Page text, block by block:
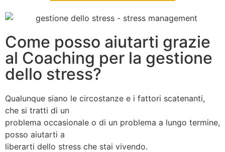
Come posso aiutarti grazie
al Coaching per la gestione
dello stress?
Qualunque siano le circostanze e i fattori scatenanti,
che si tratti di un
problema occasionale o di un problema a lungo termine,
posso aiutarti a
liberarti dello stress che stai vivendo.